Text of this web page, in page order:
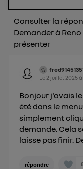
Consulter la
Demander à
présenter
Le 2 juillet 2025à
Bonjour j'avais
été dans le
simplement
demande. Cela
laisse pas finir.
répondre